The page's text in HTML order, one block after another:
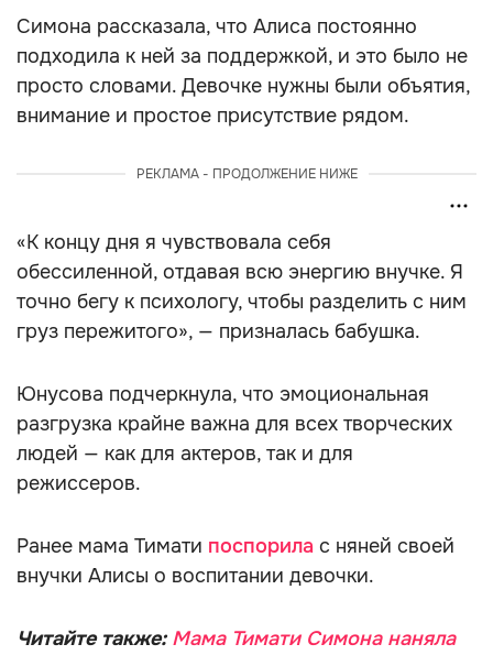
Симона рассказала, что Алиса постоянно
подходила к ней за поддержкой, и это было не
просто словами. Девочке нужны были объятия,
внимание и простое присутствие рядом.
РЕКЛАМА - ПРОДОЛЖЕНИЕ НИЖЕ
«К концу дня я чувствовала себя
обессиленной, отдавая всю энергию внучке. Я
точно бегу к психологу, чтобы разделить с ним
груз пережитого», — призналась бабушка.
Юнусова подчеркнула, что эмоциональная
разгрузка крайне важна для всех творческих
людей — как для актеров, так и для
режиссеров.
Ранее мама Тимати поспорила с няней своей
внучки Алисы о воспитании девочки.
Читайте также: Мама Тимати Симона наняла